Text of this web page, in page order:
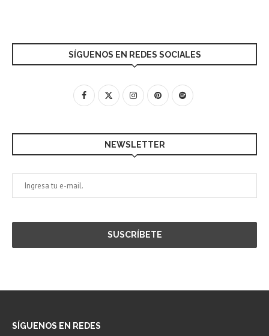
SÍGUENOS EN REDES SOCIALES
NEWSLETTER
SÍGUENOS EN REDES